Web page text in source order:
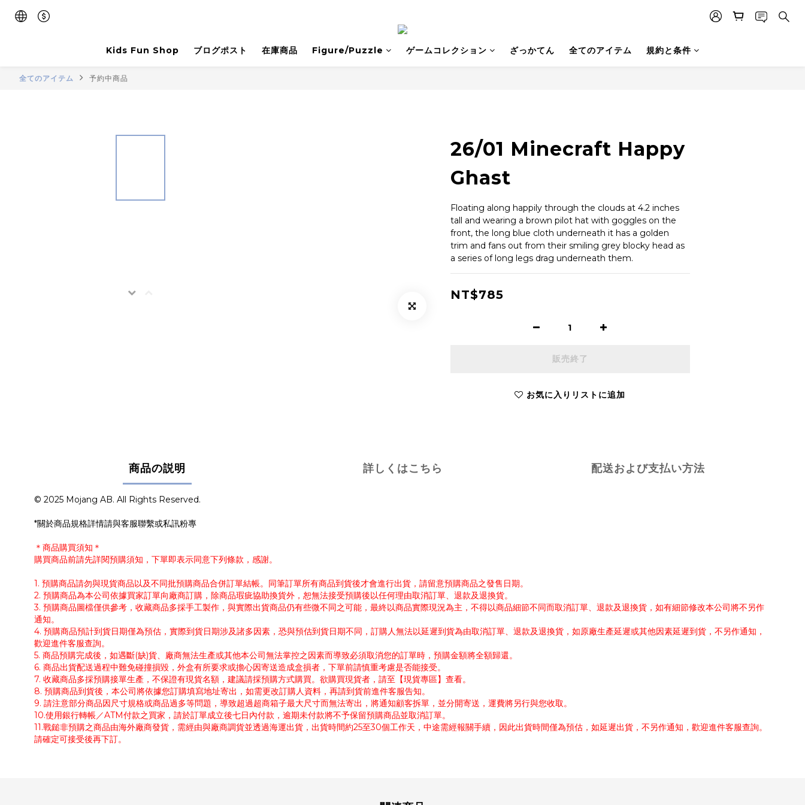
Kids Fun Shop ブログポスト 在庫商品 Figure/Puzzle ゲームコレクション ざっかてん 全てのアイテム 規約と条件
全てのアイテム 予約中商品
26/01 Minecraft Happy
Ghast
Floating along happily through the clouds at 4.2 inches
tall and wearing a brown pilot hat with goggles on the
front, the long blue cloth underneath it has a golden
trim and fans out from their smiling grey blocky head as
a series of long legs drag underneath them.
NT$785
販売終了
お気に入りリストに追加
商品の説明 詳しくはこちら 配送および支払い方法
© 2025 Mojang AB. All Rights Reserved.
*關於商品規格詳情請與客服聯繫或私訊粉專
＊商品購買須知＊
購買商品前請先詳閱預購須知，下單即表示同意下列條款，感謝。
1. 預購商品請勿與現貨商品以及不同批預購商品合併訂單結帳。同筆訂單所有商品到貨後才會進行出貨，請留意預購商品之發售日期。
2. 預購商品為本公司依據買家訂單向廠商訂購，除商品瑕疵協助換貨外，恕無法接受預購後以任何理由取消訂單、退款及退換貨。
3. 預購商品圖檔僅供參考，收藏商品多採手工製作，與實際出貨商品仍有些微不同之可能，最終以商品實際現況為主，不得以商品細節不同而取消訂單、退款及退換貨，如有細節修改本公司將不另作
通知。
4. 預購商品預計到貨日期僅為預估，實際到貨日期涉及諸多因素，恐與預估到貨日期不同，訂購人無法以延遲到貨為由取消訂單、退款及退換貨，如原廠生產延遲或其他因素延遲到貨，不另作通知，
歡迎進件客服查詢。
5. 商品預購完成後，如遇斷(缺)貨、廠商無法生產或其他本公司無法掌控之因素而導致必須取消您的訂單時，預購金額將全額歸還。
6. 商品出貨配送過程中難免碰撞損毀，外盒有所要求或擔心因寄送造成盒損者，下單前請慎重考慮是否能接受。
7. 收藏商品多採預購接單生產，不保證有現貨名額，建議請採預購方式購買。欲購買現貨者，請至【現貨專區】查看。
8. 預購商品到貨後，本公司將依據您訂購填寫地址寄出，如需更改訂購人資料，再請到貨前進件客服告知。
9. 請注意部分商品因尺寸規格或商品過多等問題，導致超過超商箱子最大尺寸而無法寄出，將通知顧客拆單，並分開寄送，運費將另行與您收取。
10.使用銀行轉帳／ATM付款之買家，請於訂單成立後七日內付款，逾期未付款將不予保留預購商品並取消訂單。
11.戰鎚非預購之商品由海外廠商發貨，需經由與廠商調貨並透過海運出貨，出貨時間約25至30個工作天，中途需經報關手續，因此出貨時間僅為預估，如延遲出貨，不另作通知，歡迎進件客服查詢。
請確定可接受後再下訂。